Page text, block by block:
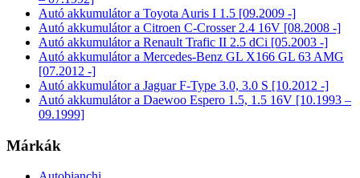
Autó akkumulátor a Toyota Auris I 1.5 [09.2009 -]
Autó akkumulátor a Citroen C-Crosser 2.4 16V [08.2008 -]
Autó akkumulátor a Renault Trafic II 2.5 dCi [05.2003 -]
Autó akkumulátor a Mercedes-Benz GL X166 GL 63 AMG
[07.2012 -]
Autó akkumulátor a Jaguar F-Type 3.0, 3.0 S [10.2012 -]
Autó akkumulátor a Daewoo Espero 1.5, 1.5 16V [10.1993 –
09.1999]
Márkák